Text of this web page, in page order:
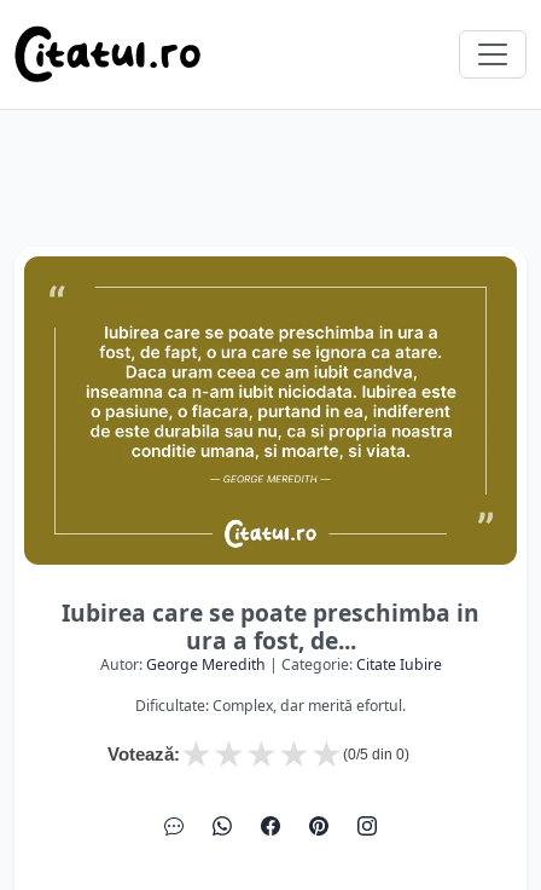
Iubirea care se poate preschimba in
ura a fost, de...
Autor:George Meredith | Categorie:Citate Iubire
Dificultate: Complex, dar merită efortul.
Votează: ★
★
★
★
★ (0/5 din 0)